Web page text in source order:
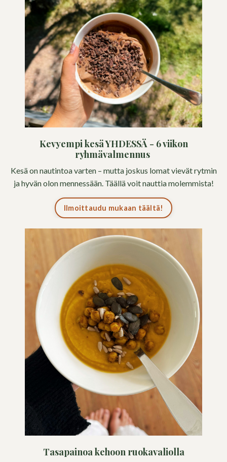
Kevyempi kesä YHDESSÄ - 6 viikon
ryhmävalmennus
Kesä on nautintoa varten – mutta joskus lomat vievät rytmin
ja hyvän olon mennessään. Täällä voit nauttia molemmista!
Ilmoittaudu mukaan täältä!
Tasapainoa kehoon ruokavaliolla